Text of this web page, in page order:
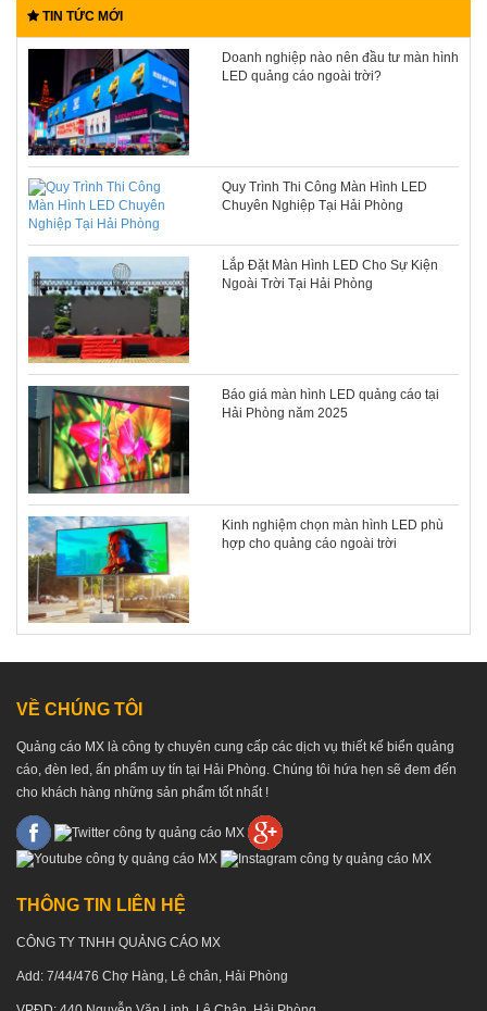
TIN TỨC MỚI
Doanh nghiệp nào nên đầu tư màn hình
LED quảng cáo ngoài trời?
Quy Trình Thi Công Màn Hình LED
Chuyên Nghiệp Tại Hải Phòng
Lắp Đặt Màn Hình LED Cho Sự Kiện
Ngoài Trời Tại Hải Phòng
Báo giá màn hình LED quảng cáo tại
Hải Phòng năm 2025
Kinh nghiệm chọn màn hình LED phù
hợp cho quảng cáo ngoài trời
VỀ CHÚNG TÔI
Quảng cáo MX là công ty chuyên cung cấp các dịch vụ thiết kế biển quảng
cáo, đèn led, ấn phẩm uy tín tại Hải Phòng. Chúng tôi hứa hẹn sẽ đem đến
cho khách hàng những sản phẩm tốt nhất !
THÔNG TIN LIÊN HỆ
CÔNG TY TNHH QUẢNG CÁO MX
Add: 7/44/476 Chợ Hàng, Lê chân, Hải Phòng